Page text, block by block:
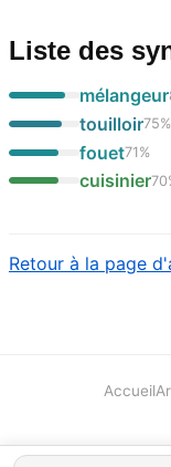
Liste des
mélangeur
touilloir75%
fouet71 %
cuisinier70
Retour à la page
Accueil